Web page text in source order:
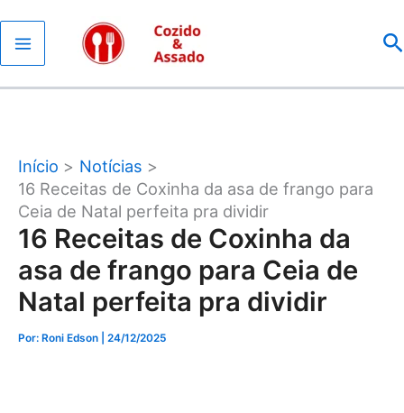
para
o
conteúdo
Início
Notícias
16 Receitas de Coxinha da asa de frango para
Ceia de Natal perfeita pra dividir
16 Receitas de Coxinha da
asa de frango para Ceia de
Natal perfeita pra dividir
Por: Roni Edson | 24/12/2025